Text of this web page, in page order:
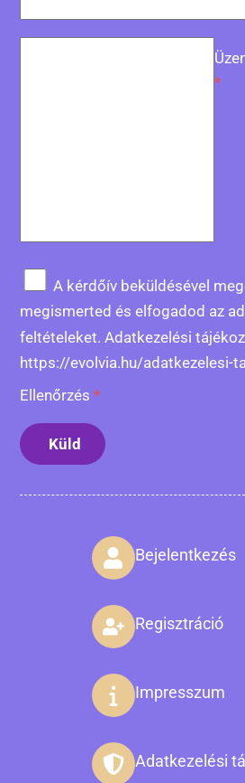
*
A kérdőív beküldésével
megismerted és elfogadod az
feltételeket. Adatkezelési
https://evolvia.hu/adatkezelesi-
Ellenőrzés *
Küld
Bejelentkezés
Regisztráció
Impresszum
Adatkezelési